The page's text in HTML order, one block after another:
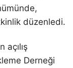
düzenledi.
açılış
Derneği